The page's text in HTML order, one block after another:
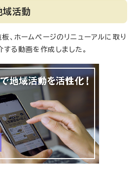
活動
、ホームぺージのリニューアルに取り
る動画を作成しました。